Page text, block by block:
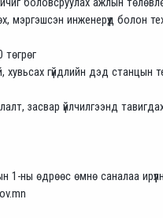
инженерүүд болон
төгрөг
хувьсах гүйдлийн дэд станцын
засвар үйлчилгээнд
ны өдрөөс өмнө саналаа